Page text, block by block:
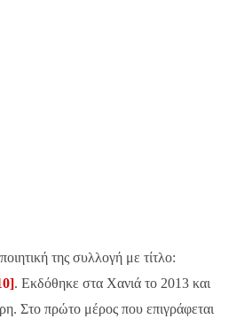
της συλλογή με τίτλο:
. Εκδόθηκε στα Χανιά το 2013 και
Στο πρώτο μέρος που επιγράφεται